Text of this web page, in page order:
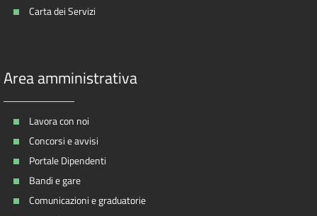
Carta dei Servizi
Area amministrativa
Lavora con noi
Concorsi e avvisi
Portale Dipendenti
Bandi e gare
Comunicazioni e graduatorie